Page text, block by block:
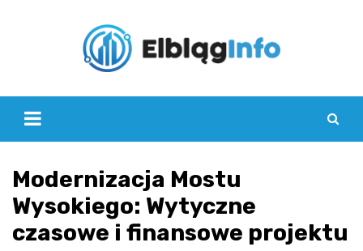
Modernizacja Mostu
Wysokiego: Wytyczne
czasowe i finansowe projektu